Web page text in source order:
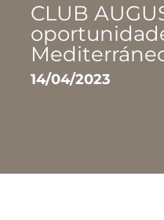
CLUB
14/04/2023